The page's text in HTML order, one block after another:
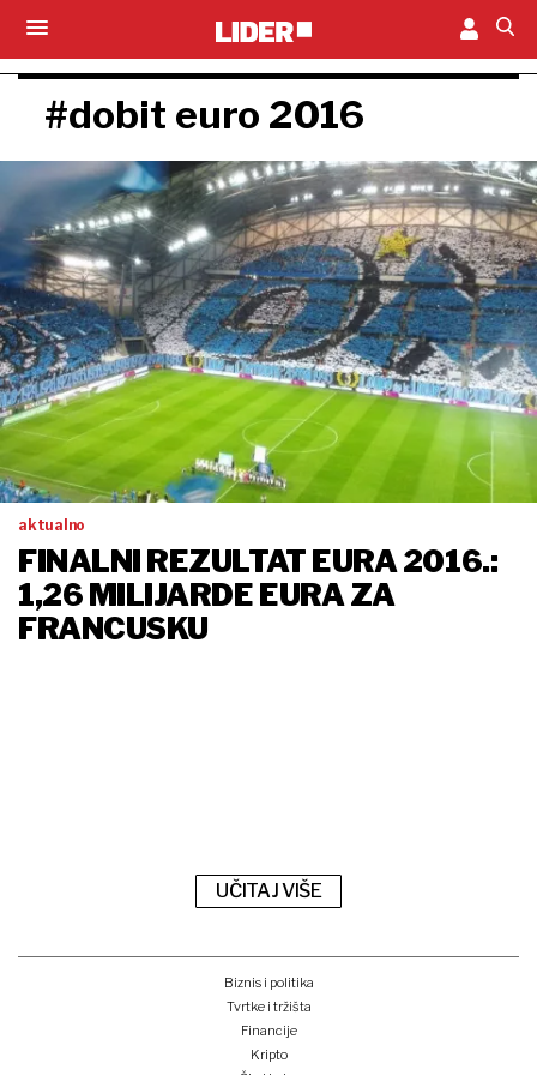
#dobit euro 2016
aktualno
FINALNI REZULTAT EURA 2016.:
1,26 MILIJARDE EURA ZA
FRANCUSKU
UČITAJ VIŠE
Biznis i politika
Tvrtke i tržišta
Financije
Kripto